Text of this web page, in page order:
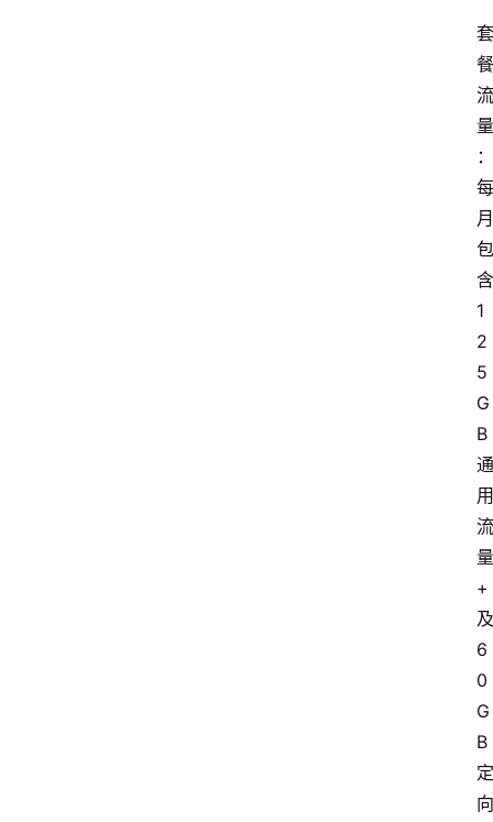
套
餐
流
量
：
每
月
包
含
1
2
5
G
B
通
用
流
量
+
及
6
0
G
B
定
向